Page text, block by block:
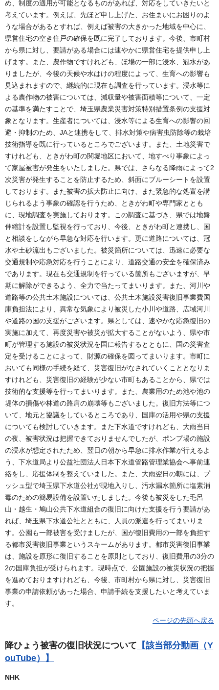
め、制度の適用が可能となるものがあれば、対応をしていきたいと
考えています。例えば、先ほど申し上げた、お住まいにお困りのよ
うな場合があるとすれば、例えば被害の大きかった地域を中心に、
県営住宅の空き住戸の確保を既に完了しております。今後、市町村
から県に対し、要請がある場合には速やかに県営住宅を提供申し上
げます。また、農作物ですけれども、ほ場の一部に浸水、冠水があ
りましたが、今後の天候や水はけの程度によって、生育への影響も
見込まれますので、継続的に現在も調査を行っています。浸水等に
よる農作物の被害については、減収量や被害面積等について、一定
の基準を満たすことで、埼玉県農業災害対策特別措置条例の支援対
象となります。生産者については、浸水等による生育への影響の回
避・抑制のため、JAと連携をして、排水対策や病害虫防除等の栽培
技術指導を既に行っているところでございます。また、土地災害で
すけれども、ときがわ町の関堀地区において、地すべり事象によっ
て家屋被害が発生をいたしました。県では、さらなる降雨によって2
次災害が発生することを防止するため、斜面にブルーシートを設置
しております。また被害の拡大防止に向け、また緊急的な処置を講
じられるよう事象の確認を行うため、ときがわ町や専門家ととも
に、現地調査を実施しております。この調査に基づき、県では地盤
伸縮計を設置し監視を行っており、今後、ときがわ町と連携し、国
と相談をしながら早急な対応を行います。更に道路については、冠
水や土砂流出もございました。被災箇所については、迅速に必要な
交通規制や応急対応を行うことにより、道路交通の安全を確保済み
であります。現在も交通規制を行っている箇所もございますが、早
期に解除ができるよう、全力で当たってまいります。また、河川や
道路等の公共土木施設については、公共土木施設災害復旧事業費国
庫負担法により、異常な気象により被災した小川や道路、広域河川
や道路の国の支援がございます。県としては、速やかな応急復旧の
実施に加えて、再度災害や被災が拡大することがないよう、県や市
町が管理する施設の被災状況を国に報告するとともに、国の災害査
定を受けることによって、財源の確保を図ってまいります。市町に
おいても同様の手続を経て、災害復旧がなされていくこととなりま
すけれども、災害復旧の経験が少ない市町もあることから、県では
技術的な支援等を行ってまいります。また、農業用のため池や池の
堤体の損傷や林道の路肩の崩壊等もございました。復旧方法等につ
いて、地元と協議をしているところであり、国庫の活用や県の支援
についても検討していきます。また下水道ですけれども、大雨当日
の夜、被害状況は把握できておりませんでしたが、ポンプ場の施設
の浸水が想定されたため、翌日の朝から早急に排水作業が行えるよ
う、下水道局より公益社団法人日本下水道管路管理業協会へ事前連
絡をし、応援体制を整えていました。また、大雨翌日の朝には、プ
ッシュ型で埼玉県下水道公社が現地入りし、汚水漏水箇所に塩素消
毒のための簡易設備を設置いたしました。今後も被災をした毛呂
山・越生・鳩山公共下水道組合の復旧に向けた支援を行う要請があ
れば、埼玉県下水道公社とともに、人員の派遣を行ってまいりま
す。公園も一部被害を受けましたが、国が復旧費用の一部を負担す
る都市災害復旧事業というスキームがあります。都市災害復旧事業
は、施設を原形に復旧することを原則としており、復旧費用の3分の
2の国庫負担が受けられます。現時点で、公園施設の被災状況の把握
を進めておりますけれども、今後、市町村から県に対し、災害復旧
事業の申請依頼があった場合、申請手続を支援したいと考えていま
す。
ページの先頭へ戻る
降ひょう被害の復旧状況について 【該当部分動画（Y
ouTube）】
NHK